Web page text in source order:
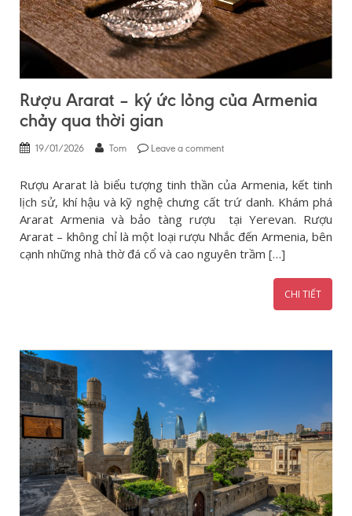
Rượu Ararat – ký ức lỏng của Armenia
chảy qua thời gian
19/01/2026 Tom Leave a comment
Rượu Ararat là biểu tượng tinh thần của Armenia, kết tinh
lịch sử, khí hậu và kỹ nghệ chưng cất trứ danh. Khám phá
Ararat Armenia và bảo tàng rượu tại Yerevan. Rượu
Ararat – không chỉ là một loại rượu Nhắc đến Armenia, bên
cạnh những nhà thờ đá cổ và cao nguyên trầm […]
CHI TIẾT